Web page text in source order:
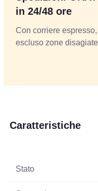
in 24/48 ore
Con corriere espresso,
escluso zone
Caratteristiche
Stato